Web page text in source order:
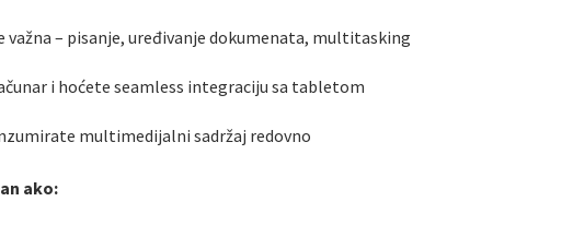
– pisanje, uređivanje dokumenata, multitasking
i hoćete seamless integraciju sa tabletom
multimedijalni sadržaj redovno
ako: